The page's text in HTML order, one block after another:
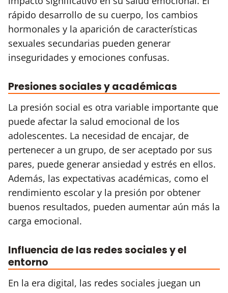
rápido desarrollo de su cuerpo, los cambios
hormonales y la aparición de características
sexuales secundarias pueden generar
inseguridades y emociones confusas.
Presiones sociales y académicas
La presión social es otra variable importante que
puede afectar la salud emocional de los
adolescentes. La necesidad de encajar, de
pertenecer a un grupo, de ser aceptado por sus
pares, puede generar ansiedad y estrés en ellos.
Además, las expectativas académicas, como el
rendimiento escolar y la presión por obtener
buenos resultados, pueden aumentar aún más la
carga emocional.
Influencia de las redes sociales y el
entorno
En la era digital, las redes sociales juegan un